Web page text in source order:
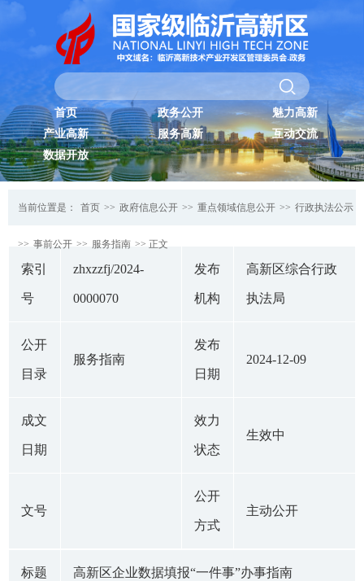
首页 政务公开
魅力高新
产业高新
服务高新
互动交流
数据开放
当前位置是： 首页 >> 政府信息公开 >> 重点领域信息公开 >> 行政执法公示
>> 事前公开 >> 服务指南 >> 正文
索引
号
zhxzzfj/2024-
0000070
发布
机构
高新区综合行政
执法局
公开
目录
服务指南
发布
日期
2024-12-09
成文
日期
效力
状态
生效中
文号
公开
方式
主动公开
标题 高新区企业数据填报“一件事”办事指南